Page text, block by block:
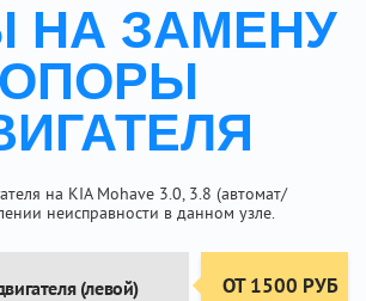
НА ЗАМЕНУ
ОПОРЫ
на KIA Mohave 3.0, 3.8 (автомат/
неисправности в данном узле.
(левой) ОТ 1500 РУБ